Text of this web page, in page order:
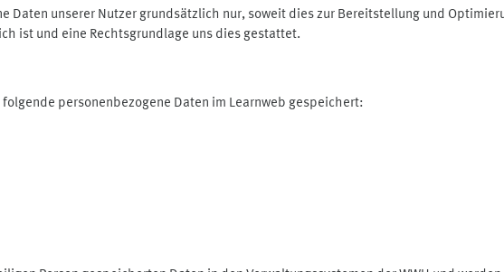
Daten unserer Nutzer grundsätzlich nur, soweit dies zur Bereitstellung und
ist und eine Rechtsgrundlage uns dies gestattet.
personenbezogene Daten im Learnweb gespeichert: